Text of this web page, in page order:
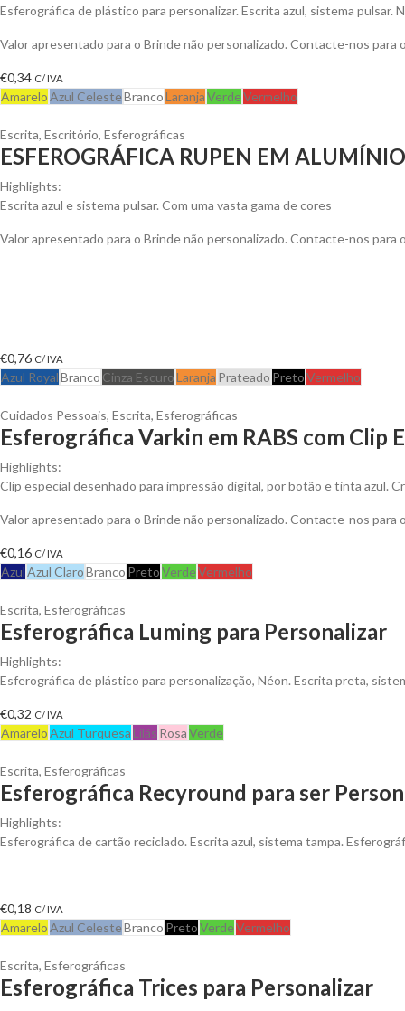
Esferográfica de plástico para personalizar. Escrita azul, sistema
Valor apresentado para o Brinde não personalizado. Contacte-nos
€0,34 C/ IVA
AmareloAzul CelesteBrancoLaranjaVerdeVermelho
Escrita, Escritório, Esferográficas
ESFEROGRÁFICA RUPEN EM
Highlights:
Escrita azul e sistema pulsar. Com uma vasta gama de cores
Valor apresentado para o Brinde não personalizado. Contacte-nos
€0,76 C/ IVA
Azul RoyalBranco Cinza EscuroLaranja Prateado PretoVermelho
Cuidados Pessoais, Escrita, Esferográficas
Esferográfica Varkin em RABS com Clip
Highlights:
Clip especial desenhado para impressão digital, por botão e tinta azul.
Valor apresentado para o Brinde não personalizado. Contacte-nos
€0,16 C/ IVA
AzulAzul ClaroBranco PretoVerdeVermelho
Escrita, Esferográficas
Esferográfica Luming para Personalizar
Highlights:
Esferográfica de plástico para personalização, Néon. Escrita preta,
€0,32 C/ IVA
AmareloAzul Turquesa Lilás RosaVerde
Escrita, Esferográficas
Esferográfica Recyround para ser
Highlights:
Esferográfica de cartão reciclado. Escrita azul, sistema tampa.
€0,18 C/ IVA
AmareloAzul CelesteBranco PretoVerdeVermelho
Escrita, Esferográficas
Esferográfica Trices para Personalizar